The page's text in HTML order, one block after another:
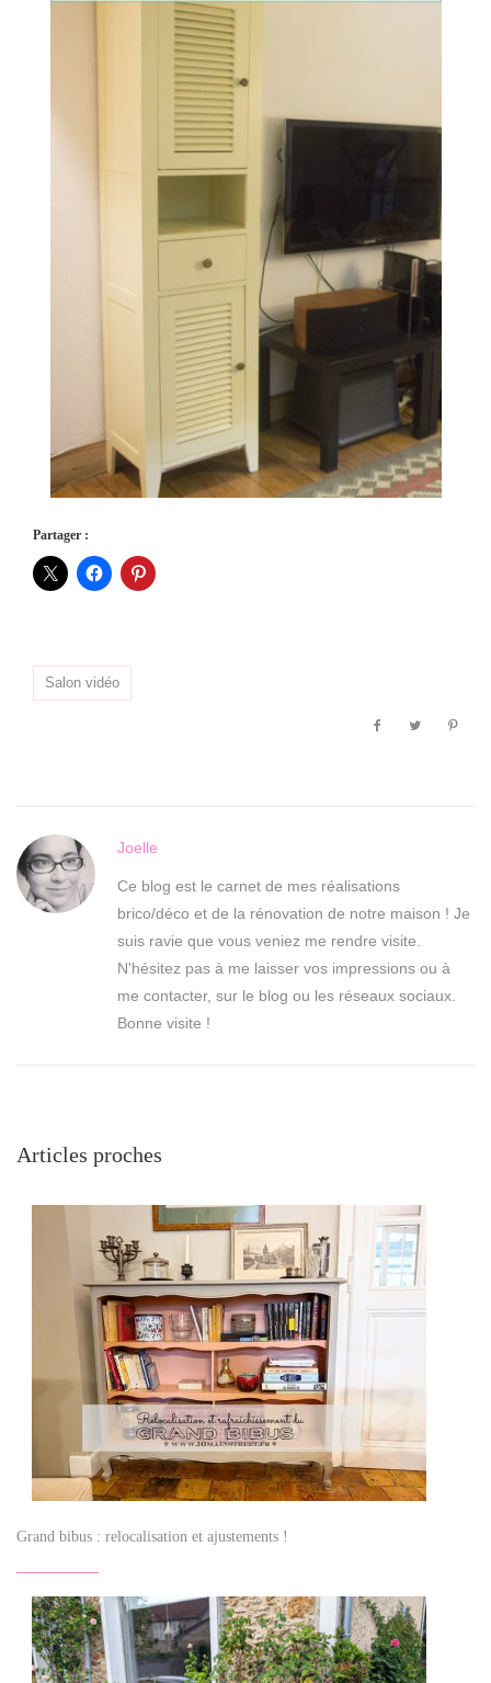
Partager :
Salon vidéo
Joelle
Ce blog est le carnet de mes réalisations
brico/déco et de la rénovation de notre maison ! Je
suis ravie que vous veniez me rendre visite.
N'hésitez pas à me laisser vos impressions ou à
me contacter, sur le blog ou les réseaux sociaux.
Bonne visite !
Articles proches
Grand bibus : relocalisation et ajustements !